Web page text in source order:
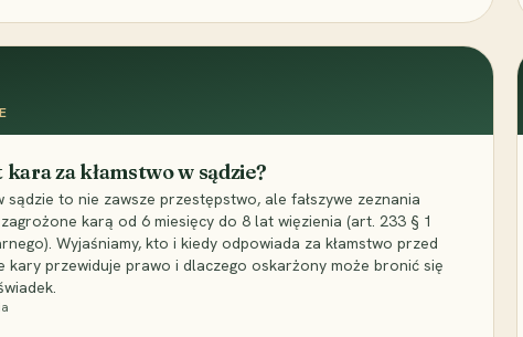
kara za kłamstwo w sądzie?
sądzie to nie zawsze przestępstwo, ale fałszywe zeznania
karą od 6 miesięcy do 8 lat więzienia (art. 233 § 1
Wyjaśniamy, kto i kiedy odpowiada za kłamstwo przed
kary przewiduje prawo i dlaczego oskarżony może bronić się